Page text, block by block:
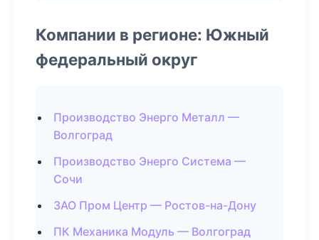
Компании в регионе: Южный
федеральный округ
Производство Энерго Металл —
Волгоград
Производство Энерго Система —
Сочи
ЗАО Пром Центр — Ростов-на-Дону
ПК Механика Модуль — Волгоград